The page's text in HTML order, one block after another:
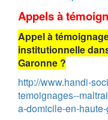
Appels à
Appel à
institutionnelle
Garonne ?
http://www.handi-
temoignages--
a-domicile-en-